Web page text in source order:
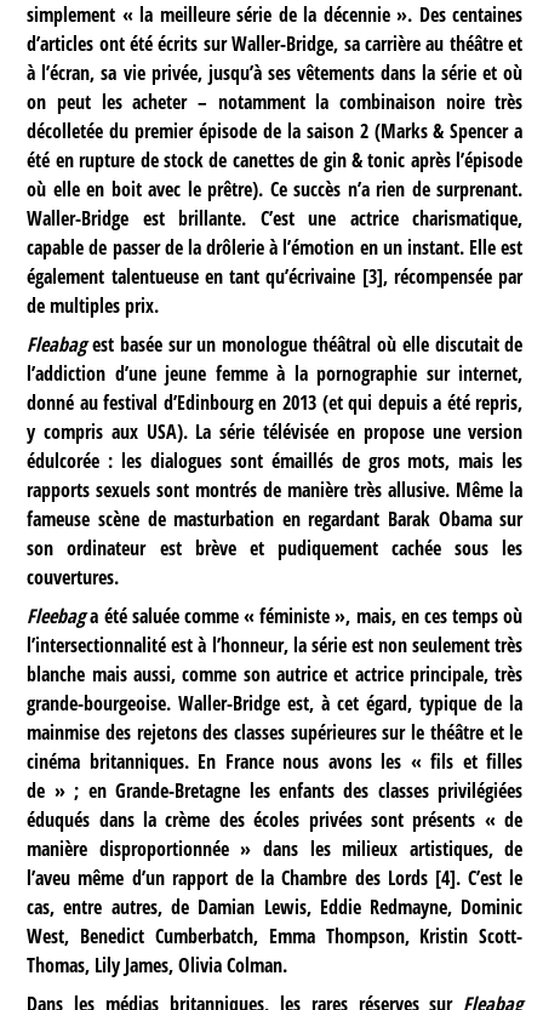
simplement « la meilleure série de la décennie ». Des centaines
d’articles ont été écrits sur Waller-Bridge, sa carrière au théâtre et
à l’écran, sa vie privée, jusqu’à ses vêtements dans la série et où
on peut les acheter – notamment la combinaison noire très
décolletée du premier épisode de la saison 2 (Marks & Spencer a
été en rupture de stock de canettes de gin & tonic après l’épisode
où elle en boit avec le prêtre). Ce succès n’a rien de surprenant.
Waller-Bridge est brillante. C’est une actrice charismatique,
capable de passer de la drôlerie à l’émotion en un instant. Elle est
également talentueuse en tant qu’écrivaine [3], récompensée par
de multiples prix.
Fleabagest basée sur un monologue théâtral où elle discutait de
l’addiction d’une jeune femme à la pornographie sur internet,
donné au festival d’Edinbourg en 2013 (et qui depuis a été repris,
y compris aux USA). La série télévisée en propose une version
édulcorée : les dialogues sont émaillés de gros mots, mais les
rapports sexuels sont montrés de manière très allusive. Même la
fameuse scène de masturbation en regardant Barak Obama sur
son ordinateur est brève et pudiquement cachée sous les
couvertures.
Fleebaga été saluée comme « féministe », mais, en ces temps où
l’intersectionnalité est à l’honneur, la série est non seulement très
blanche mais aussi, comme son autrice et actrice principale, très
grande-bourgeoise. Waller-Bridge est, à cet égard, typique de la
mainmise des rejetons des classes supérieures sur le théâtre et le
cinéma britanniques. En France nous avons les « fils et filles
de » ; en Grande-Bretagne les enfants des classes privilégiées
éduqués dans la crème des écoles privées sont présents « de
manière disproportionnée » dans les milieux artistiques, de
l’aveu même d’un rapport de la Chambre des Lords[4]. C’est le
cas, entre autres, de Damian Lewis, Eddie Redmayne, Dominic
West, Benedict Cumberbatch, Emma Thompson, Kristin Scott-
Thomas, Lily James, Olivia Colman.
Dans les médias britanniques, les rares réserves sur Fleabag